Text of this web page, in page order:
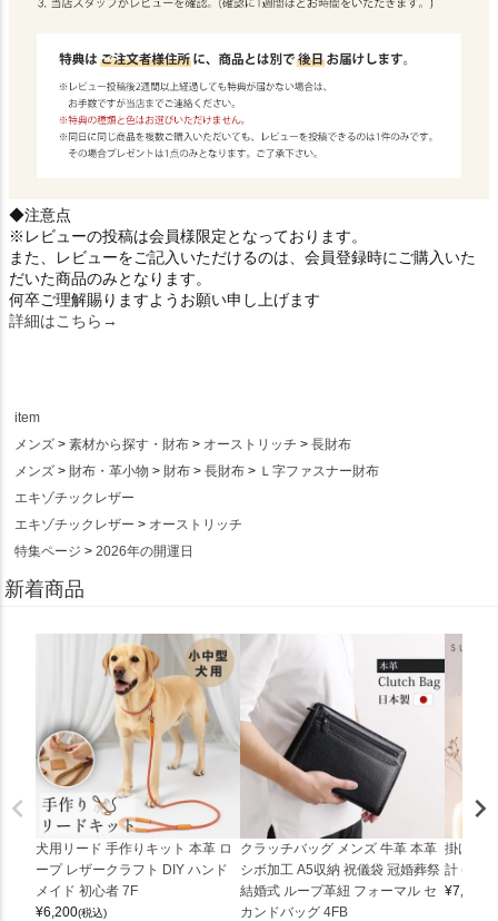
◆注意点
※レビューの投稿は会員様限定となっております。
また、レビューをご記入いただけるのは、会員登録時にご購入いた
だいた商品のみとなります。
何卒ご理解賜りますようお願い申し上げます
詳細はこちら→
item
メンズ
素材から探す・財布 オーストリッチ
長財布
メンズ
財布・革小物 財布 長財布
Ｌ字ファスナー財布
エキゾチックレザー
エキゾチックレザー
オーストリッチ
特集ページ
2026年の開運日
新着商品
犬用リード 手作りキット 本革 ロ
ープ レザークラフト DIY ハンド
メイド 初心者 7F
¥6,200(税込)
クラッチバッグ メンズ 牛革 本革
シボ加工 A5収納 祝儀袋 冠婚葬祭
結婚式 ループ革紐 フォーマル セ
カンドバッグ 4FB
掛け時
計
¥7,150